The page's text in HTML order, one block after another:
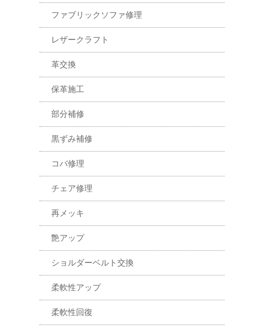
ファブリックソファ修理
レザークラフト
革交換
保革施工
部分補修
黒ずみ補修
コバ修理
チェア修理
再メッキ
艶アップ
ショルダーベルト交換
柔軟性アップ
柔軟性回復